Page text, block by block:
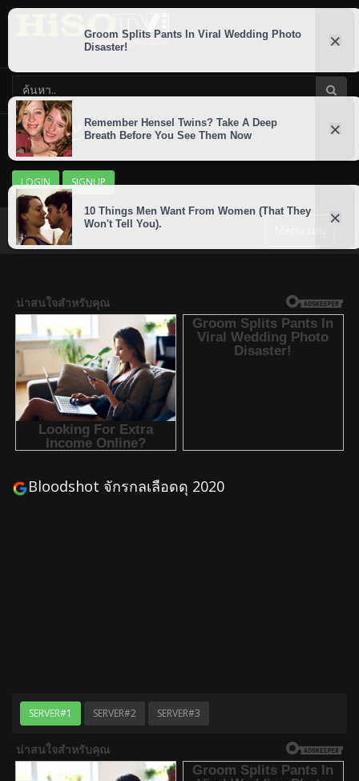
LOGIN SIGNUP
Bloodshot จักรกลเลือดดุ 2020
SERVER#1 SERVER#2 SERVER#3